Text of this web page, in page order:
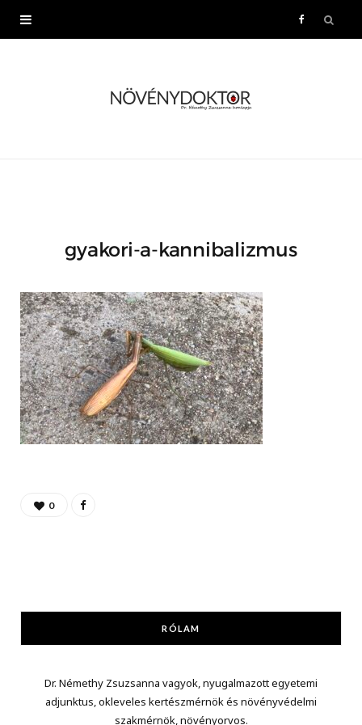
gyakori-a-kannibalizmus
0
RÓLAM
Dr. Némethy Zsuzsanna vagyok, nyugalmazott egyetemi
adjunktus, okleveles kertészmérnök és növényvédelmi
szakmérnök, növényorvos.